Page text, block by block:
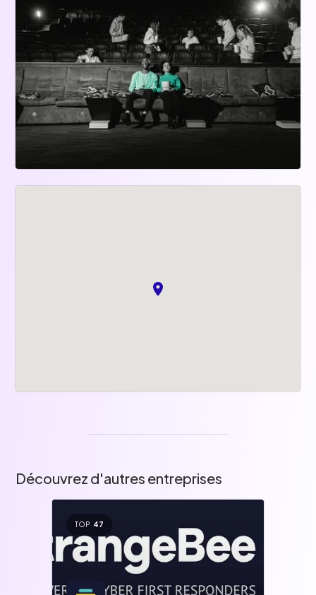
Découvrez d'autres entreprises
TOP 47